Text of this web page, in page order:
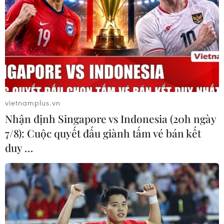
(TTXVN/Vietnam+)
#Trực thăng Miền Bắc
#cứu trợ mưa lũ
#Nghệ An ngập
vietnamplus.vn
Nhận định Singapore vs Indonesia (20h ngày
7/8): Cuộc quyết đấu giành tấm vé bán kết
duy …